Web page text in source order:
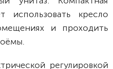
использовать кресло
и проходить
регулировкой